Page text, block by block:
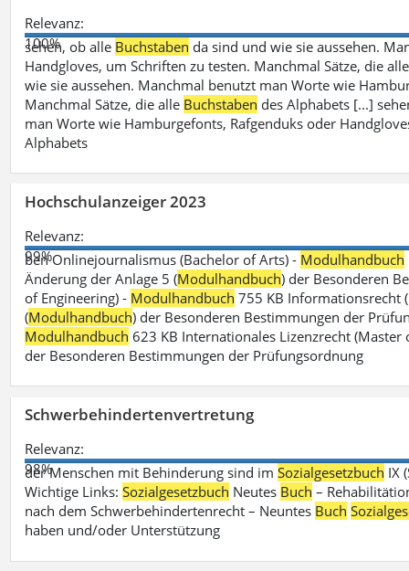
Relevanz:
100%
sehen, ob alle Buchstaben da sind und wie sie aussehen.
Handgloves, um Schriften zu testen. Manchmal Sätze, die
wie sie aussehen. Manchmal benutzt man Worte wie
Manchmal Sätze, die alle Buchstaben des Alphabets [...]
man Worte wie Hamburgefonts, Rafgenduks oder
Alphabets
Hochschulanzeiger 2023
Relevanz:
99%
ben Onlinejournalismus (Bachelor of Arts) - Modulhandbuch
Änderung der Anlage 5 (Modulhandbuch) der Besonderen
of Engineering) - Modulhandbuch 755 KB Informationsrecht
(Modulhandbuch) der Besonderen Bestimmungen der
Modulhandbuch 623 KB Internationales Lizenzrecht (Master
der Besonderen Bestimmungen der Prüfungsordnung
Schwerbehindertenvertretung
Relevanz:
98%
der Menschen mit Behinderung sind imSozialgesetzbuch IX
Wichtige Links:Sozialgesetzbuch Neutes Buch –
nach dem Schwerbehindertenrecht – Neuntes Buch
haben und/oder Unterstützung